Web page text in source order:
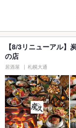
【8/3リニューアル】
の店
居酒屋 札幌大通